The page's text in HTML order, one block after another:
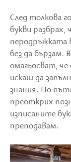
След толкова
букви
перодръжката
без да бързам.
омагьосват,
искаш да
знания. По
преоткрих
изписаните
преподавам.